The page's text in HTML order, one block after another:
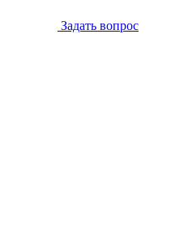
Задать вопрос